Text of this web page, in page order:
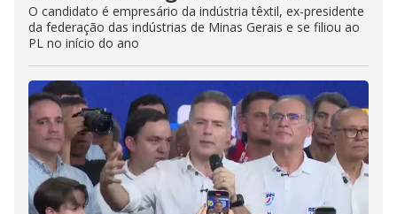
O candidato é empresário da indústria têxtil, ex-presidente
da federação das indústrias de Minas Gerais e se filiou ao
PL no início do ano